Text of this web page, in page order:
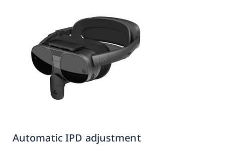
Automatic IPD adjustment